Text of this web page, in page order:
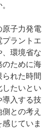
原⼦⼒発電
プラントエ
、環境省な
のために海
れた時間
たいとい
導⼊する技
との考え
じていま